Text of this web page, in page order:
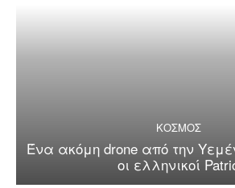
ΚΟΣΜΟΣ
Ένα ακόμη drone από την
οι ελληνικοί